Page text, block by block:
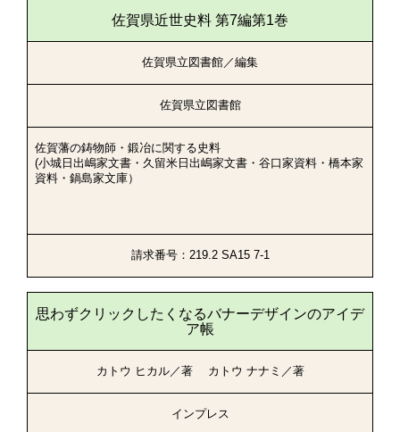
佐賀県近世史料 第7編第1巻
佐賀県立図書館／編集
佐賀県立図書館
佐賀藩の鋳物師・鍛冶に関する史料
(小城日出嶋家文書・久留米日出嶋家文書・谷口家資料・橋本家
資料・鍋島家文庫）
請求番号：219.2 SA15 7-1
思わずクリックしたくなるバナーデザインのアイデ
ア帳
カトウ ヒカル／著 カトウ ナナミ／著
インプレス